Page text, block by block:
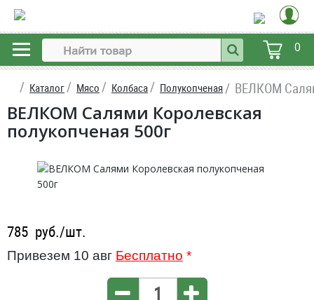
0
Каталог Мясо Колбаса Полукопченая ВЕЛКОМ
ВЕЛКОМ Салями Королевская
полукопченая 500г
785 руб./шт.
Привезем 10 авг Бесплатно *